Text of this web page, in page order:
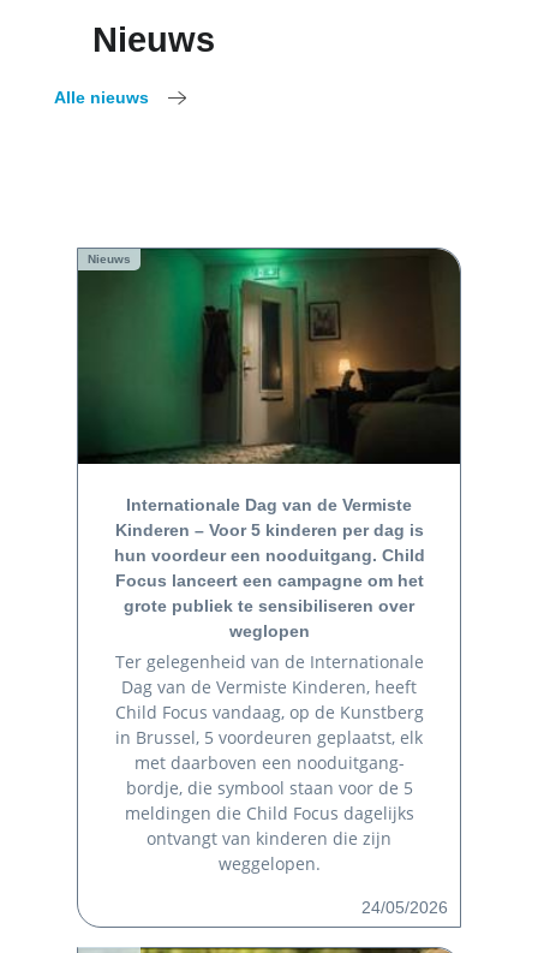
Nieuws
Alle nieuws
Nieuws
Internationale Dag van de Vermiste
Kinderen – Voor 5 kinderen per dag is
hun voordeur een nooduitgang. Child
Focus lanceert een campagne om het
grote publiek te sensibiliseren over
weglopen
Ter gelegenheid van de Internationale
Dag van de Vermiste Kinderen, heeft
Child Focus vandaag, op de Kunstberg
in Brussel, 5 voordeuren geplaatst, elk
met daarboven een nooduitgang-
bordje, die symbool staan voor de 5
meldingen die Child Focus dagelijks
ontvangt van kinderen die zijn
weggelopen.
24/05/2026